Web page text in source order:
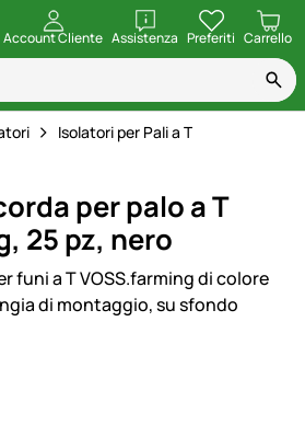
Account Cliente Assistenza
apri Preferiti Carrello
Isolatori per Pali a T
per palo a T
25 pz, nero